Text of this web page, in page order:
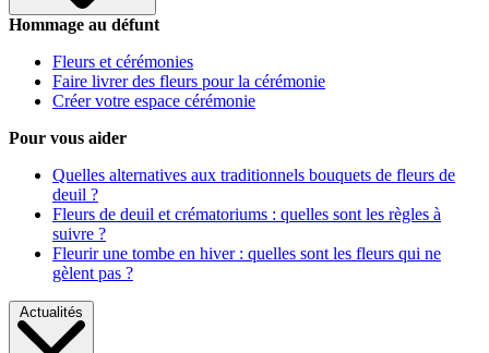
Hommage au défunt
Fleurs et cérémonies
Faire livrer des fleurs pour la cérémonie
Créer votre espace cérémonie
Pour vous aider
Quelles alternatives aux traditionnels bouquets de fleurs de
deuil ?
Fleurs de deuil et crématoriums : quelles sont les règles à
suivre ?
Fleurir une tombe en hiver : quelles sont les fleurs qui ne
gèlent pas ?
Actualités